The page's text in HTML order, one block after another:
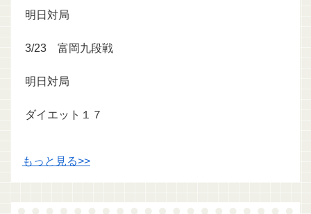
明日対局
3/23 富岡九段戦
明日対局
ダイエット１７
もっと見る>>